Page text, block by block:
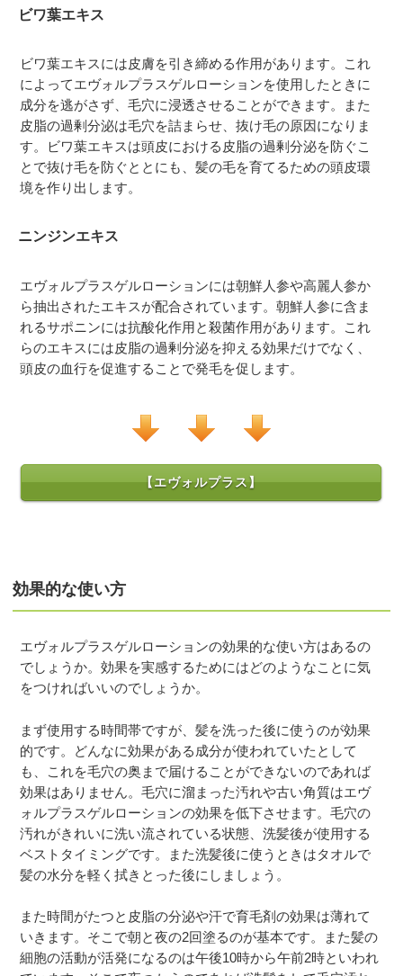
ビワ葉エキス
ビワ葉エキスには皮膚を引き締める作用があります。これ
によってエヴォルプラスゲルローションを使用したときに
成分を逃がさず、毛穴に浸透させることができます。また
皮脂の過剰分泌は毛穴を詰まらせ、抜け毛の原因になりま
す。ビワ葉エキスは頭皮における皮脂の過剰分泌を防ぐこ
とで抜け毛を防ぐととにも、髪の毛を育てるための頭皮環
境を作り出します。
ニンジンエキス
エヴォルプラスゲルローションには朝鮮人参や高麗人参か
ら抽出されたエキスが配合されています。朝鮮人参に含ま
れるサポニンには抗酸化作用と殺菌作用があります。これ
らのエキスには皮脂の過剰分泌を抑える効果だけでなく、
頭皮の血行を促進することで発毛を促します。
【エヴォルプラス】
効果的な使い方
エヴォルプラスゲルローションの効果的な使い方はあるの
でしょうか。効果を実感するためにはどのようなことに気
をつければいいのでしょうか。
まず使用する時間帯ですが、髪を洗った後に使うのが効果
的です。どんなに効果がある成分が使われていたとして
も、これを毛穴の奥まで届けることができないのであれば
効果はありません。毛穴に溜まった汚れや古い角質はエヴ
ォルプラスゲルローションの効果を低下させます。毛穴の
汚れがきれいに洗い流されている状態、洗髪後が使用する
ベストタイミングです。また洗髪後に使うときはタオルで
髪の水分を軽く拭きとった後にしましょう。
また時間がたつと皮脂の分泌や汗で育毛剤の効果は薄れて
いきます。そこで朝と夜の2回塗るのが基本です。また髪の
細胞の活動が活発になるのは午後10時から午前2時といわれ